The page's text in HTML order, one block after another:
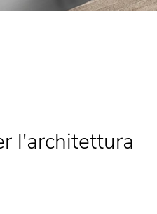
l'architettura